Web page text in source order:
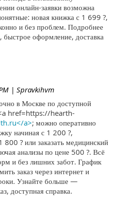
онлайн-заявки возможна
новая книжка с 1 699 ?,
и без проблем. Подробнее
оформление, доставка
| Spravkihvm
в Москве по доступной
<a href=https://hearth-
a>; можно оперативно
начиная с 1 200 ?,
? или заказать медицинский
анализы по цене 500 ?. Всё
и без лишних забот. График
заказ через интернет и
Узнайте больше —
доступная справка.